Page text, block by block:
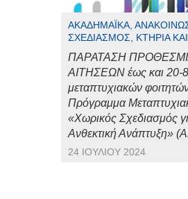
ΑΚΑΔΗΜΑΪΚΆ,
ΣΧΕΔΙΑΣΜΌΣ, ΚΤΉΡΙΑ
ΠΑΡΑΤΑΣΗ
ΑΙΤΗΣΕΩΝ έως και 20-
μεταπτυχιακών
Πρόγραμμα
«Χωρικός Σχεδιασμός
Ανθεκτική Ανάπτυξη»
24 ΙΟΥΛΊΟΥ 2024